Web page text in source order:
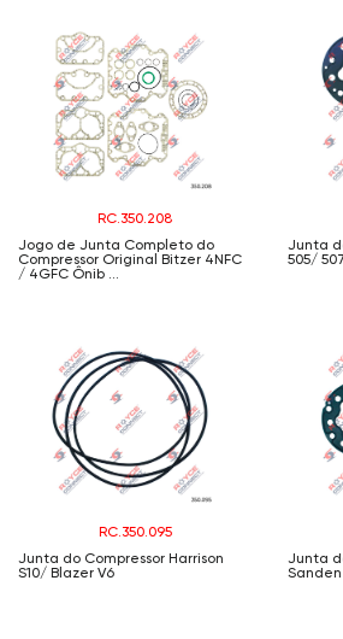
RC.350.208
Jogo de Junta Completo do
Compressor Original Bitzer 4NFC
/ 4GFC Ônib ...
Junta
505/
RC.350.095
Junta do Compressor Harrison
S10/ Blazer V6
Junta
Sanden